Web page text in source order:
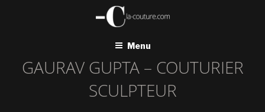
Menu
GAURAV GUPTA – COUTURIER
SCULPTEUR